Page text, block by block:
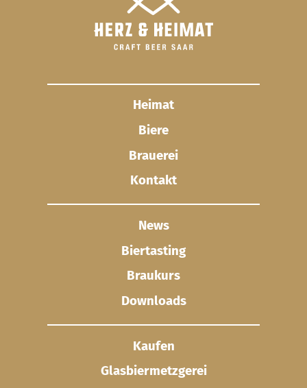
Heimat
Biere
Brauerei
Kontakt
News
Biertasting
Braukurs
Downloads
Kaufen
Glasbier­metzgerei